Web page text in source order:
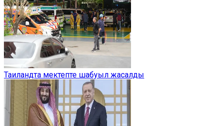
Таиландта мектепте шабуыл жасалды